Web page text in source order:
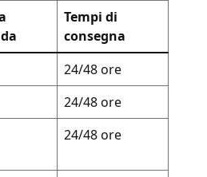
Tempi di
consegna
24/48 ore
24/48 ore
24/48 ore